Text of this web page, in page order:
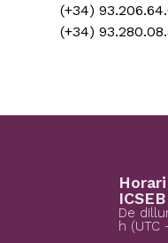
(+34)
(+34)
De
h (UTC